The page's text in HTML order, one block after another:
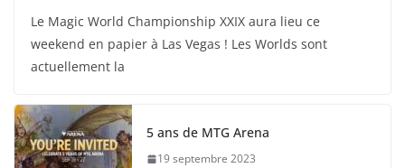
Le Magic World Championship XXIX aura lieu ce
weekend en papier à Las Vegas ! Les Worlds sont
actuellement la
5 ans de MTG Arena
19 septembre 2023